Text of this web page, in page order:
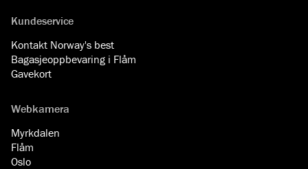
Kundeservice
Kontakt Norway's best
Bagasjeoppbevaring i Flåm
Gavekort
Webkamera
Myrkdalen
Flåm
Oslo